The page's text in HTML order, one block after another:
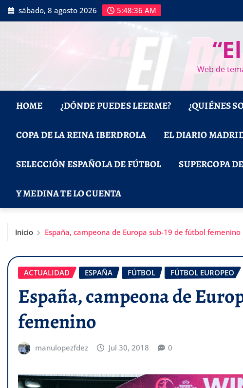
Saltar
al
sábado, 8 agosto 2026 5:48:38 AM
Web de
HOME ¿DÓNDE PUEDES LEERME? ¿QUIÉNES
COPA DE LA REINA IBERDROLA EL DIARIO
SELECCIÓN ESPAÑOLA DE FÚTBOL SUPERCOPA
Y MEDINA TE LO CUENTA
Inicio España, campeona de Europa sub-19 de fútbol femenino
ACTUALIDAD ESPAÑA FÚTBOL FÚTBOL EUROPEO
España, campeona de
femenino
manulopezfdez Jul 30, 2018 0